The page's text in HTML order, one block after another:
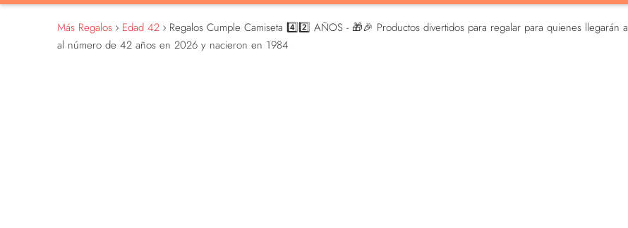
Más Regalos Edad 42
Regalos Cumple Camiseta 4️⃣2️⃣ AÑOS - 🎁🎉 Productos divertidos para regalar para quienes llegarán a
al número de 42 años en 2026 y nacieron en 1984